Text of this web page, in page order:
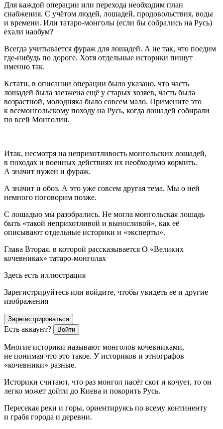
Для каждой операции или перехода необходим план
снабжения. С учётом людей, лошадей, продовольствия, воды
и времени. Или татаро-монголы (если бы собрались на Русь)
ехали наобум?
Всегда учитывается фураж для лошадей. А не так, что поедим
где-нибудь по дороге. Хотя отдельные историки пишут
именно так.
Кстати, в описании операции было указано, что часть
лошадей была заезжена ещё у старых хозяев, часть была
возрастной, молодняка было совсем мало. Примените это
к всемонгольскому походу на Русь, когда лошадей собирали
по всей Монголии.
Итак, несмотря на неприхотливость монгольских лошадей,
в походах и военных действиях их необходимо кормить.
А значит нужен и фураж.
А значит и обоз. А это уже совсем другая тема. Мы о ней
немного поговорим позже.
С лошадью мы разобрались. Не могла монгольская лошадь
быть «такой неприхотливой и выносливой», как её
описывают отдельные историки и «эксперты».
Глава Вторая. в которой рассказывается О «Великих
кочевниках» татаро-монголах
Здесь есть иллюстрация
Зарегистрируйтесь или войдите, чтобы увидеть ее и другие
изображения
Зарегистрироваться
Есть аккаунт? Войти
Многие историки называют монголов кочевниками,
не понимая что это такое. У историков и этнографов
«кочевники» разные.
Историки считают, что раз монгол пасёт скот и кочует, то он
легко может дойти до Киева и покорить Русь.
Пересекая реки и горы, ориентируясь по всему континенту
и грабя города и деревни.